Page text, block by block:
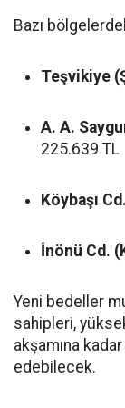
Bazı
Teşvikiye
A. A.
225.639 TL
Köybaşı
İnönü Cd.
Yeni bedeller
sahipleri,
akşamına
edebilecek.